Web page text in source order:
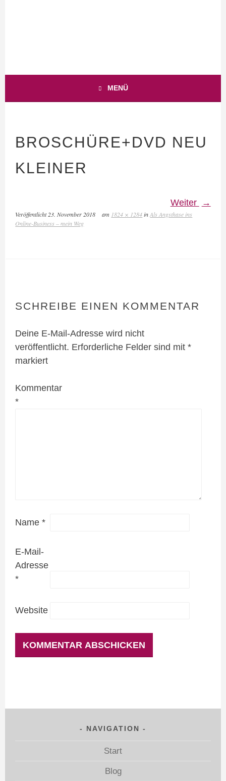
MENÜ
BROSCHÜRE+DVD NEU
KLEINER
Weiter
Veröffentlicht23. November 2018 am 1824 × 1284inAls Angsthase ins
Online-Business – mein Weg
SCHREIBE EINEN KOMMENTAR
Deine E-Mail-Adresse wird nicht
veröffentlicht. Erforderliche Felder sind mit*
markiert
Kommentar
*
Name*
E-Mail-
Adresse
*
Website
NAVIGATION
Start
Blog